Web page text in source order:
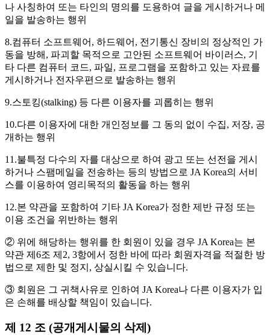
나 사칭하여 또는 타인의 명의를 도용하여 글을 게시하거나 메
일을 발송하는 행위
8.컴퓨터 소프트웨어, 하드웨어, 전기통신 장비의 정상적인 가
동을 방해, 파괴할 목적으로 고안된 소프트웨어 바이러스, 기
타 다른 컴퓨터 코드, 파일, 프로그램을 포함하고 있는 자료를
게시하거나 전자우편으로 발송하는 행위
9.스토킹(stalking) 등 다른 이용자를 괴롭히는 행위
10.다른 이용자에 대한 개인정보를 그 동의 없이 수집, 저장, 공
개하는 행위
11.불특정 다수의 자를 대상으로 하여 광고 또는 선전을 게시
하거나 스팸메일을 전송하는 등의 방법으로 JA Korea의 서비
스를 이용하여 영리목적의 활동을 하는 행위
12.본 약관을 포함하여 기타 JA Korea가 정한 제반 규정 또는
이용 조건을 위반하는 행위
② 위에 해당하는 행위를 한 회원이 있을 경우 JA Korea는 본
약관 제6조 제2, 3항에서 정한 바에 따라 회원자격을 적절한 방
법으로 제한 및 정지, 상실시킬 수 있습니다.
③ 회원은 그 귀책사유로 인하여 JA Korea나 다른 이용자가 입
은 손해를 배상할 책임이 있습니다.
제 12 조 (공개게시물의 삭제)